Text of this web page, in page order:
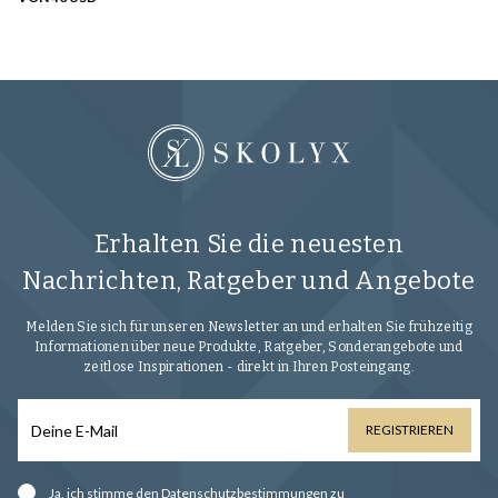
Erhalten Sie die neuesten
Nachrichten, Ratgeber und Angebote
Melden Sie sich für unseren Newsletter an und erhalten Sie frühzeitig
Informationen über neue Produkte, Ratgeber, Sonderangebote und
zeitlose Inspirationen - direkt in Ihren Posteingang.
REGISTRIEREN
Ja, ich stimme den Datenschutzbestimmungen zu